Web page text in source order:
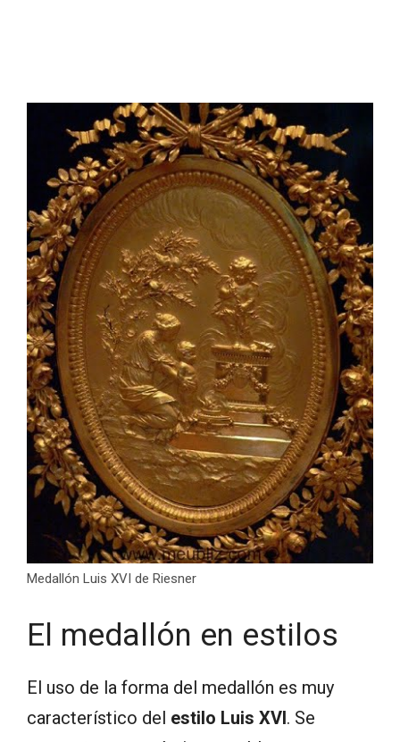
Medallón Luis XVI de Riesner
El medallón en estilos
El uso de la forma del medallón es muy
característico del estilo Luis XVI. Se